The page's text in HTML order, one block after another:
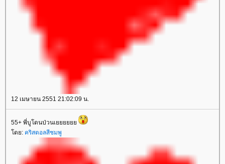
12 เมษายน 2551 21:02:09 น.
55+ พี่บูโดนป่วนเ
ดย: คริสตอลสีชมพู